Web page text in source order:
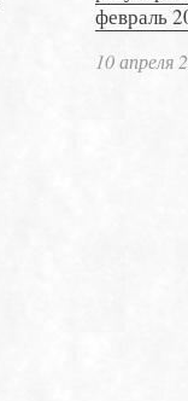
февраль
10 апреля